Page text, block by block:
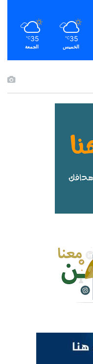
35
℃
الخميس
35
℃
الجمعة